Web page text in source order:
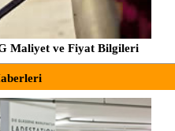
Maliyet ve Fiyat Bilgileri